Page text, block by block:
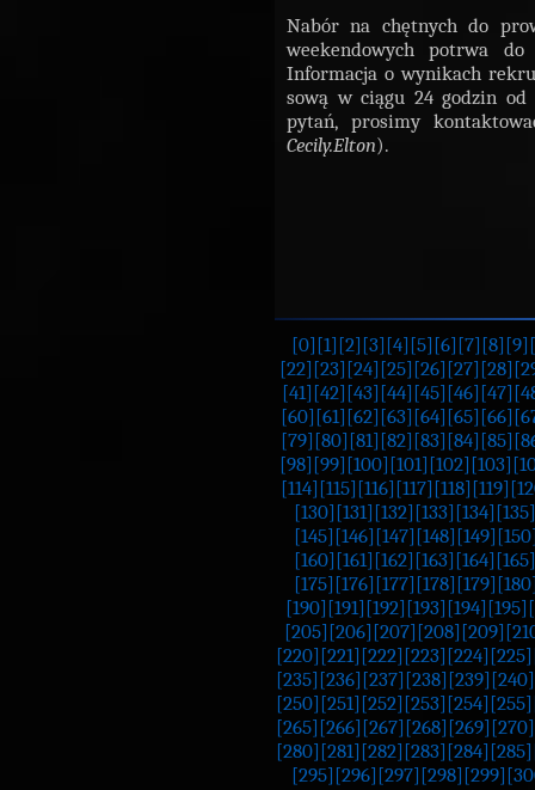
Nabór na chętnych do
weekendowych potrwa
Informacja o wynikach
sową w ciągu 24 godzin
pytań, prosimy
Cecily.Elton).
[0] [1] [2] [3] [4] [5] [6] [7] [8] [9]
[22] [23] [24] [25] [26] [27] [28]
[41] [42] [43] [44] [45] [46] [47]
[60] [61] [62] [63] [64] [65] [66]
[79] [80] [81] [82] [83] [84] [85]
[98] [99] [100] [101] [102] [103]
[114] [115] [116] [117] [118] [119]
[130] [131] [132] [133] [134] [135]
[145] [146] [147] [148] [149]
[160] [161] [162] [163] [164] [165]
[175] [176] [177] [178] [179]
[190] [191] [192] [193] [194] [195]
[205] [206] [207] [208] [209]
[220] [221] [222] [223] [224] [225]
[235] [236] [237] [238] [239] [240]
[250] [251] [252] [253] [254] [255]
[265] [266] [267] [268] [269] [270]
[280] [281] [282] [283] [284] [285]
[295] [296] [297] [298] [299]